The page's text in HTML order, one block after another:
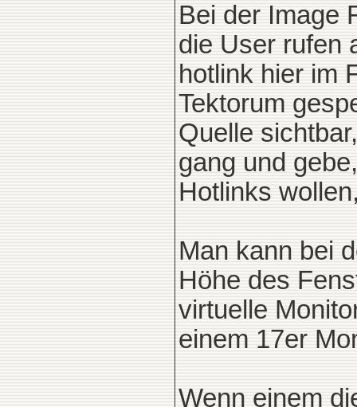
Bei der Image
die User rufen
hotlink hier im
Tektorum
Quelle
gang und
Hotlinks
Man kann bei
Höhe des
virtuelle
einem 17er
Wenn einem